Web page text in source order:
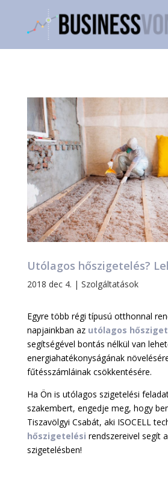
Utólagos hőszigetelés?
2018 dec 4. | Szolgáltatások
Egyre több régi típusú otthonnal
napjainkban az utólagos
segítségével bontás nélkül van
energiahatékonyságának
fűtésszámláinak csökkentésére.
Ha Ön is utólagos szigetelési
szakembert, engedje meg, hogy
Tiszavölgyi Csabát, aki ISOCELL
hőszigetelési rendszereivel segít
szigetelésben!